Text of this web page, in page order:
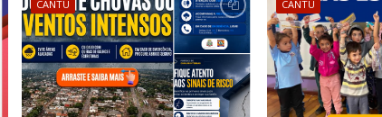
CANTU CANTU